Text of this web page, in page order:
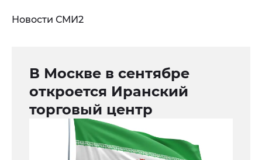
Новости СМИ2
В Москве в сентябре
откроется Иранский
торговый центр